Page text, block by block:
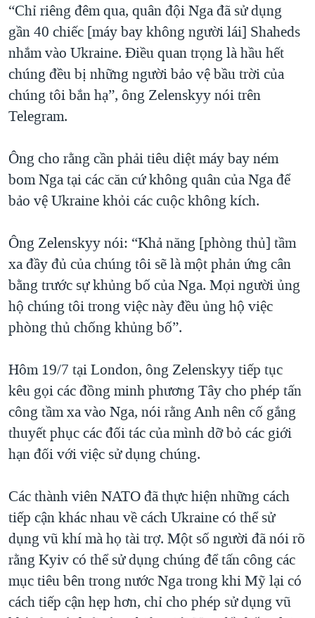
“Chỉ riêng đêm qua, quân đội Nga đã sử dụng
gần 40 chiếc [máy bay không người lái] Shaheds
nhắm vào Ukraine. Điều quan trọng là hầu hết
chúng đều bị những người bảo vệ bầu trời của
chúng tôi bắn hạ”, ông Zelenskyy nói trên
Telegram.
Ông cho rằng cần phải tiêu diệt máy bay ném
bom Nga tại các căn cứ không quân của Nga để
bảo vệ Ukraine khỏi các cuộc không kích.
Ông Zelenskyy nói: “Khả năng [phòng thủ] tầm
xa đầy đủ của chúng tôi sẽ là một phản ứng cân
bằng trước sự khủng bố của Nga. Mọi người ủng
hộ chúng tôi trong việc này đều ủng hộ việc
phòng thủ chống khủng bố”.
Hôm 19/7 tại London, ông Zelenskyy tiếp tục
kêu gọi các đồng minh phương Tây cho phép tấn
công tầm xa vào Nga, nói rằng Anh nên cố gắng
thuyết phục các đối tác của mình dỡ bỏ các giới
hạn đối với việc sử dụng chúng.
Các thành viên NATO đã thực hiện những cách
tiếp cận khác nhau về cách Ukraine có thể sử
dụng vũ khí mà họ tài trợ. Một số người đã nói rõ
rằng Kyiv có thể sử dụng chúng để tấn công các
mục tiêu bên trong nước Nga trong khi Mỹ lại có
cách tiếp cận hẹp hơn, chỉ cho phép sử dụng vũ